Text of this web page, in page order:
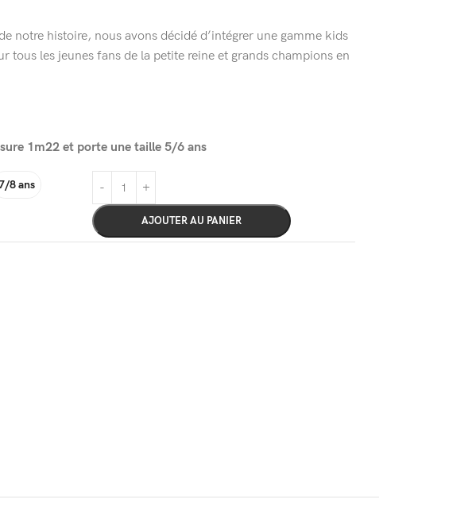
notre histoire, nous avons décidé d’intégrer une gamme kids
tous les jeunes fans de la petite reine et grands champions en
1m22 et porte une taille 5/6 ans
8 ans
AJOUTER AU PANIER